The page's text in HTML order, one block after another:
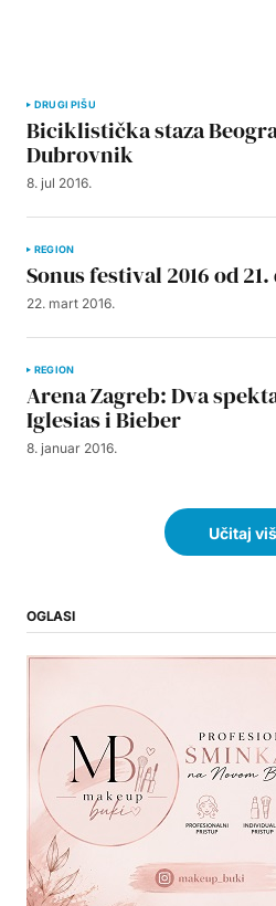
DRUGI PIŠU
Biciklistička staza
Dubrovnik
8. jul 2016.
REGION
Sonus festival 2016 od
22. mart 2016.
REGION
Arena Zagreb: Dva
Iglesias i Bieber
8. januar 2016.
Učitaj
OGLASI